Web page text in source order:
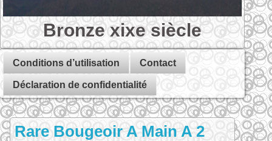
Bronze xixe siècle
Conditions d’utilisation Contact
Déclaration de confidentialité
Rare Bougeoir A Main A 2